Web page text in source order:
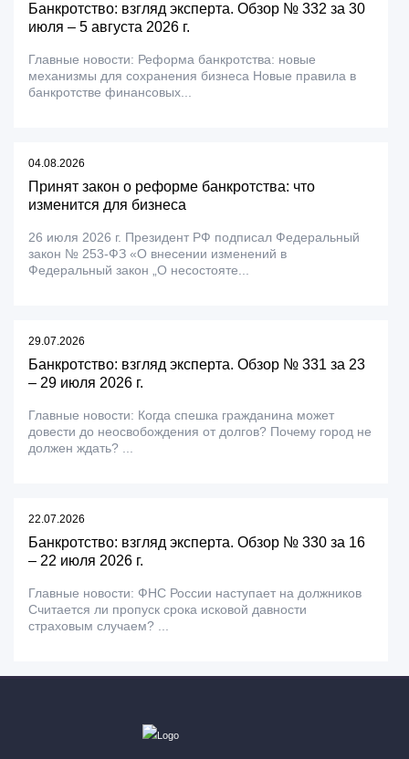
Банкротство: взгляд эксперта. Обзор № 332 за 30
июля – 5 августа 2026 г.
Главные новости: Реформа банкротства: новые
механизмы для сохранения бизнеса Новые правила в
банкротстве финансовых...
04.08.2026
Принят закон о реформе банкротства: что
изменится для бизнеса
26 июля 2026 г. Президент РФ подписал Федеральный
закон № 253-ФЗ «О внесении изменений в
Федеральный закон „О несостояте...
29.07.2026
Банкротство: взгляд эксперта. Обзор № 331 за 23
– 29 июля 2026 г.
Главные новости: Когда спешка гражданина может
довести до неосвобождения от долгов? Почему город не
должен ждать? ...
22.07.2026
Банкротство: взгляд эксперта. Обзор № 330 за 16
– 22 июля 2026 г.
Главные новости: ФНС России наступает на должников
Считается ли пропуск срока исковой давности
страховым случаем? ...